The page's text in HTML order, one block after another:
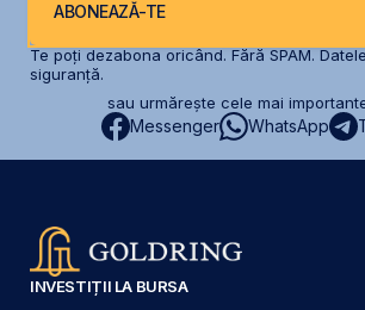
ABONEAZĂ-TE
Te poți dezabona oricând. Fără SPAM.
siguranță.
sau urmărește cele mai
Messenger WhatsApp
INVESTIȚII LA BURSA